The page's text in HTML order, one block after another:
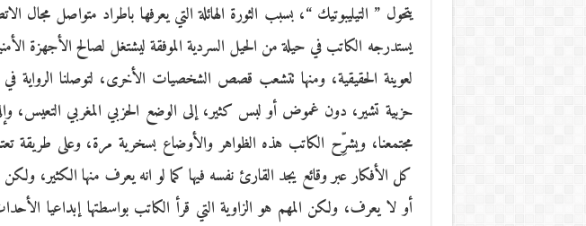
يتحول ” التيليبوتيك “، بسبب الثورة الهائلة التي يعرفها باطراد متواصل مجال
يستدرجه الكاتب في حيلة من الحيل السردية الموفقة ليشتغل لصالح الأجهزة
لعوينة الحقيقية، ومنها تتشعب قصص الشخصيات الأخرى، لتوصلنا الرواية
حزبية تشير، دون غموض أو لبس كثير، إلى الوضع الحزبي المغربي التعيس،
مجتمعنا، ويشرِّح الكاتب هذه الظواهر والأوضاع بسخرية مرة، وعلى طريقة
كل الأفكار عبر وقائع يجد القارئ نفسه فيها كما لو انه يعرف منها الكثير،
أو لا يعرف، ولكن المهم هو الزاوية التي قرأ الكاتب بواسطتها إبداعيا